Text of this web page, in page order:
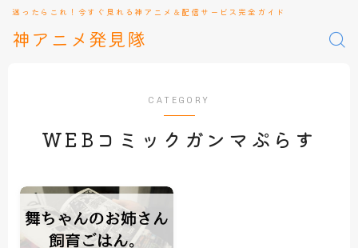
神アニメ発見隊
迷ったらこれ！今すぐ見れる神アニメ＆配信サービス完全ガイド
CATEGORY
WEBコミックガンマぷらす